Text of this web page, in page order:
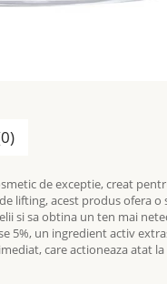
de exceptie, creat
lifting, acest produs ofera
si sa obtina un ten mai
5%, un ingredient activ
care actioneaza atat